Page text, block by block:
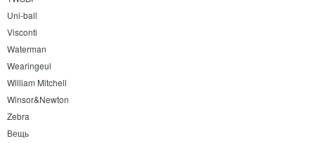
Uni-ball
Visconti
Waterman
Wearingeul
William Mitchell
Winsor&Newton
Zebra
Вещь